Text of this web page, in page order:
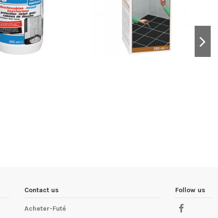
Contact us
Acheter-Futé
Follow us